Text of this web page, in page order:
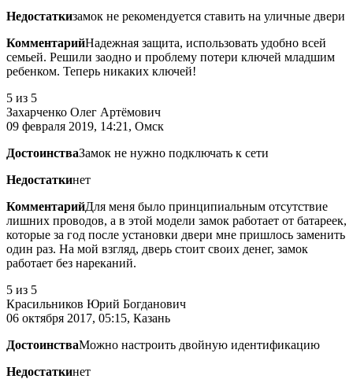
Недостаткизамок не рекомендуется ставить на уличные двери
КомментарийНадежная защита, использовать удобно всей
семьей. Решили заодно и проблему потери ключей младшим
ребенком. Теперь никаких ключей!
5 из 5
Захарченко Олег Артёмович
09 февраля 2019, 14:21, Омск
ДостоинстваЗамок не нужно подключать к сети
Недостаткинет
КомментарийДля меня было принципиальным отсутствие
лишних проводов, а в этой модели замок работает от батареек,
которые за год после установки двери мне пришлось заменить
один раз. На мой взгляд, дверь стоит своих денег, замок
работает без нареканий.
5 из 5
Красильников Юрий Богданович
06 октября 2017, 05:15, Казань
ДостоинстваМожно настроить двойную идентификацию
Недостаткинет